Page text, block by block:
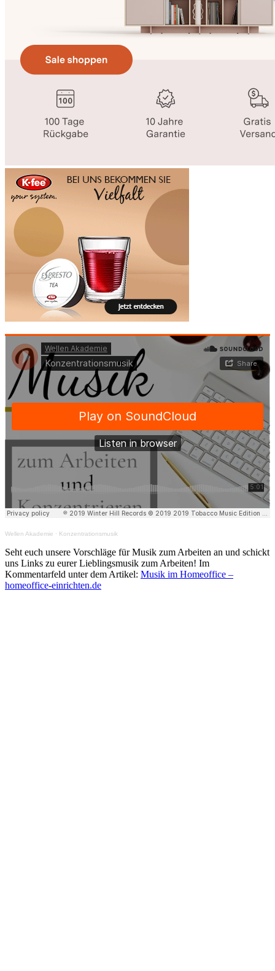
Wellen Akademie · Konzentrationsmusik
Seht euch unsere Vorschläge für Musik zum Arbeiten an und schickt
uns Links zu eurer Lieblingsmusik zum Arbeiten! Im
Kommentarfeld unter dem Artikel: Musik im Homeoffice –
homeoffice-einrichten.de